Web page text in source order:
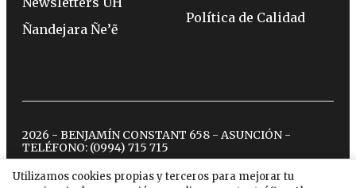
Utilizamos cookies propias y terceros para mejorar tu
Ñandejara Ñe’ẽ
Política de Calidad
2026 - BENJAMÍN CONSTANT 658 - ASUNCIÓN -
TELÉFONO: (0994) 715 715